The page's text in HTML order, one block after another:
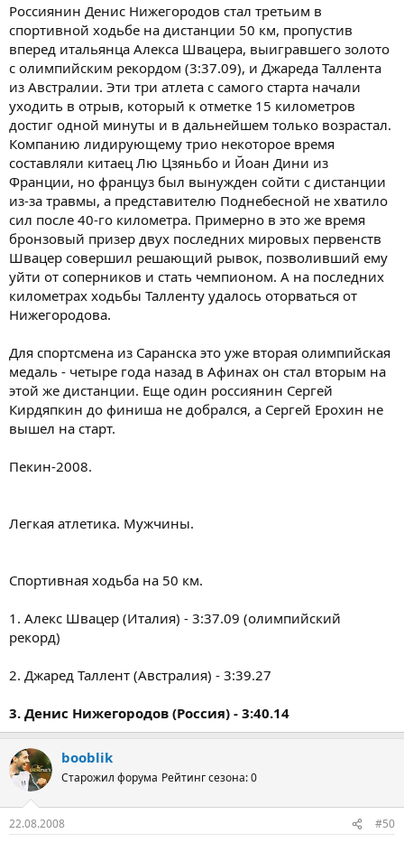
Россиянин Денис Нижегородов стал третьим в
спортивной ходьбе на дистанции 50 км, пропустив
вперед итальянца Алекса Швацера, выигравшего золото
с олимпийским рекордом (3:37.09), и Джареда Таллента
из Австралии. Эти три атлета с самого старта начали
уходить в отрыв, который к отметке 15 километров
достиг одной минуты и в дальнейшем только возрастал.
Компанию лидирующему трио некоторое время
составляли китаец Лю Цзяньбо и Йоан Дини из
Франции, но француз был вынужден сойти с дистанции
из-за травмы, а представителю Поднебесной не хватило
сил после 40-го километра. Примерно в это же время
бронзовый призер двух последних мировых первенств
Швацер совершил решающий рывок, позволивший ему
уйти от соперников и стать чемпионом. А на последних
километрах ходьбы Талленту удалось оторваться от
Нижегородова.
Для спортсмена из Саранска это уже вторая олимпийская
медаль - четыре года назад в Афинах он стал вторым на
этой же дистанции. Еще один россиянин Сергей
Кирдяпкин до финиша не добрался, а Сергей Ерохин не
вышел на старт.
Пекин-2008.
Легкая атлетика. Мужчины.
Спортивная ходьба на 50 км.
1. Алекс Швацер (Италия) - 3:37.09 (олимпийский
рекорд)
2. Джаред Таллент (Австралия) - 3:39.27
3. Денис Нижегородов (Россия) - 3:40.14
booblik
Старожил форума Рейтинг сезона: 0
22.08.2008 #50